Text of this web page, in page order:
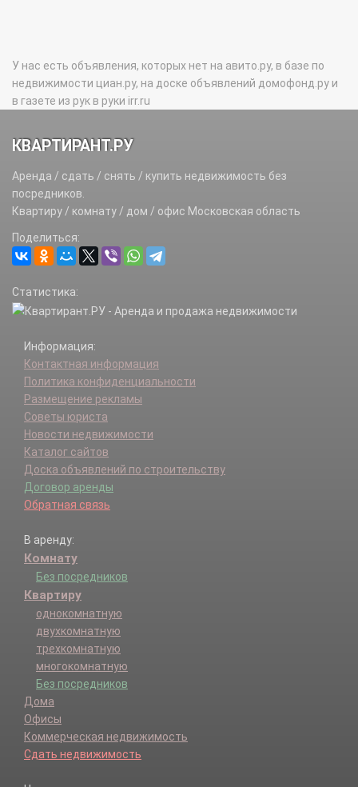
У нас есть объявления, которых нет на авито.ру, в базе по
недвижимости циан.ру, на доске объявлений домофонд.ру и
в газете из рук в руки irr.ru
КВАРТИРАНТ.РУ
Аренда / сдать / снять / купить недвижимость без
посредников.
Квартиру / комнату / дом / офис Московская область
Поделиться:
Статистика:
Информация:
Контактная информация
Политика конфиденциальности
Размещение рекламы
Советы юриста
Новости недвижимости
Каталог сайтов
Доска объявлений по строительству
Договор аренды
Обратная связь
В аренду:
Комнату
Без посредников
Квартиру
однокомнатную
двухкомнатную
трехкомнатную
многокомнатную
Без посредников
Дома
Офисы
Коммерческая недвижимость
Сдать недвижимость